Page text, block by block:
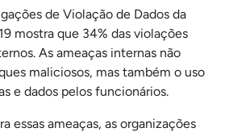
de Violação de Dados da
mostra que 34% das violações
As ameaças internas não
maliciosos, mas também o uso
e dados pelos funcionários.
essas ameaças, as organizações